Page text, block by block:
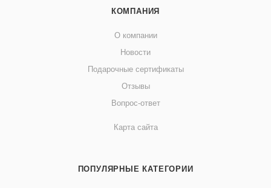
КОМПАНИЯ
О компании
Новости
Подарочные сертификаты
Отзывы
Вопрос-ответ
Карта сайта
ПОПУЛЯРНЫЕ КАТЕГОРИИ